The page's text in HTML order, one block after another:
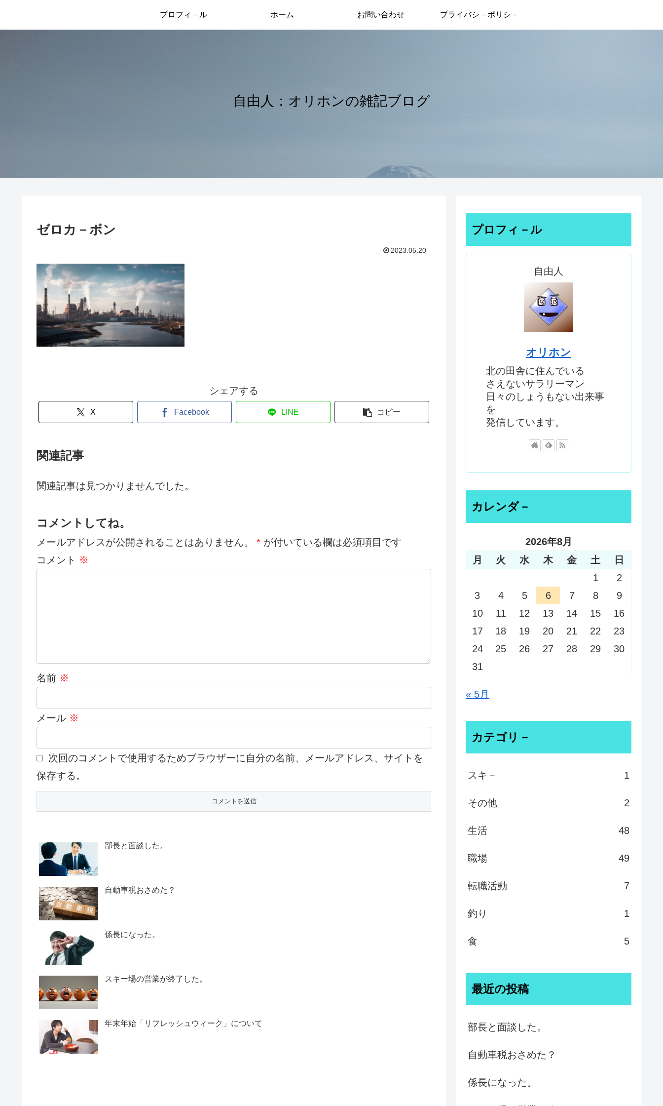
自由人：オリホンの雑記ブログ
プロフィ－ル ホーム お問い合わせ プライバシ－ポリシ－
ゼロカ－ボン
2023.05.20
シェアする
X Facebook LINE コピー
関連記事
関連記事は見つかりませんでした。
コメントしてね。
メールアドレスが公開されることはありません。 * が付いている欄は必須項目です
コメント ※
名前 ※
メール ※
次回のコメントで使用するためブラウザーに自分の名前、メールアドレス、サイトを
保存する。
部長と面談した。
自動車税おさめた？
係長になった。
スキー場の営業が終了した。
年末年始「リフレッシュウィーク」について
プロフィ－ル
自由人
オリホン
北の田舎に住んでいる
さえないサラリーマン
日々のしょうもない出来事
を
発信しています。
カレンダ－
2026年8月
月
火 水 木 金 土
日
1
2
3
4 5 6 7 8
9
10
11 12 13 14 15
16
17
18 19 20 21 22
23
24
25 26 27 28 29
30
31
« 5月
カテゴリ－
スキ－ 1
その他 2
生活 48
職場 49
転職活動 7
釣り 1
食 5
最近の投稿
部長と面談した。
自動車税おさめた？
係長になった。